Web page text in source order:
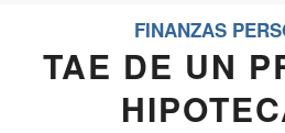
FINANZAS
TAE DE UN